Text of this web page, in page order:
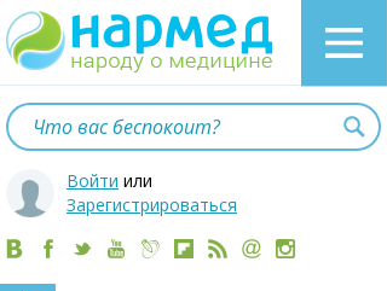
Войти или
Зарегистрироваться